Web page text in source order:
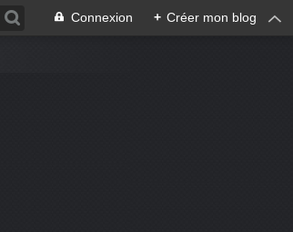
Connexion + Créer mon blog